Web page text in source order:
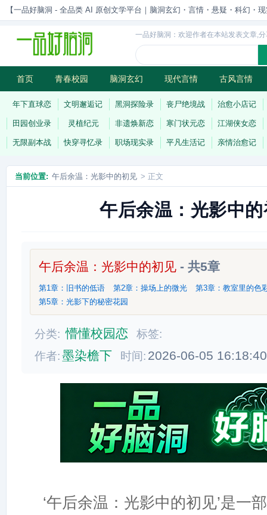
【一品好脑洞 - 全品类 AI 原创文学平台｜脑洞玄幻・言情・悬疑・科幻・
一品好脑洞：欢迎作者在本站发表文章,
首页 青春校园 脑洞玄幻 现代言情 古风言情
历史权谋 武侠江湖 灵异志怪 连载
年下直球恋 文明邂逅记 黑洞探险录 丧尸绝境战 治愈小店记
田园创业录 灵植纪元 非遗焕新恋 寒门状元恋 江湖侠女恋
无限副本战 快穿寻忆录 职场现实录 平凡生活记 亲情治愈记
当前位置: 午后余温：光影中的初见 > 正文
午后余温：光影中
午后余温：光影中的初见 - 共5章
第1章：旧书的低语 第2章：操场上的微光
第3章：教室里的色
第5章：光影下的秘密花园
分类: 懵懂校园恋
标签:
作者:墨染檐下 时间: 2026-06-05
‘午后余温：光影中的初见’是一